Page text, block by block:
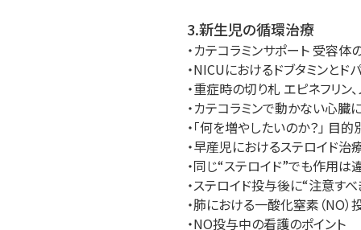
3.新生児の循環治療
・カテコラミンサポート 受容体
・NICUにおけるドブタミンとド
・重症時の切り札 エピネフリン
・カテコラミンで動かない心臓
・「何を増やしたいのか？」 目
・早産児におけるステロイド治
・同じ“ステロイド”でも作用
・ステロイド投与後に“注意す
・肺における一酸化窒素（NO
・NO投与中の看護のポイント